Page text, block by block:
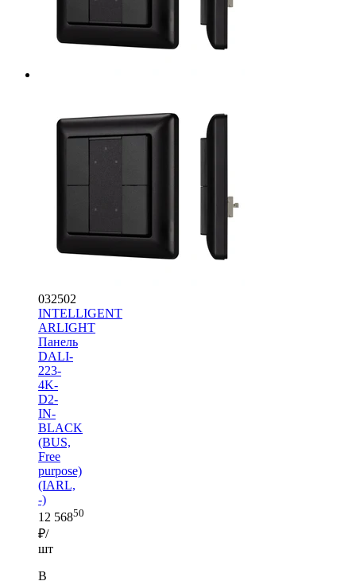
032502
INTELLIGENT
ARLIGHT
Панель
DALI-
223-
4K-
D2-
IN-
BLACK
(BUS,
Free
purpose)
(IARL,
-)
12 56850
₽/
шт
В